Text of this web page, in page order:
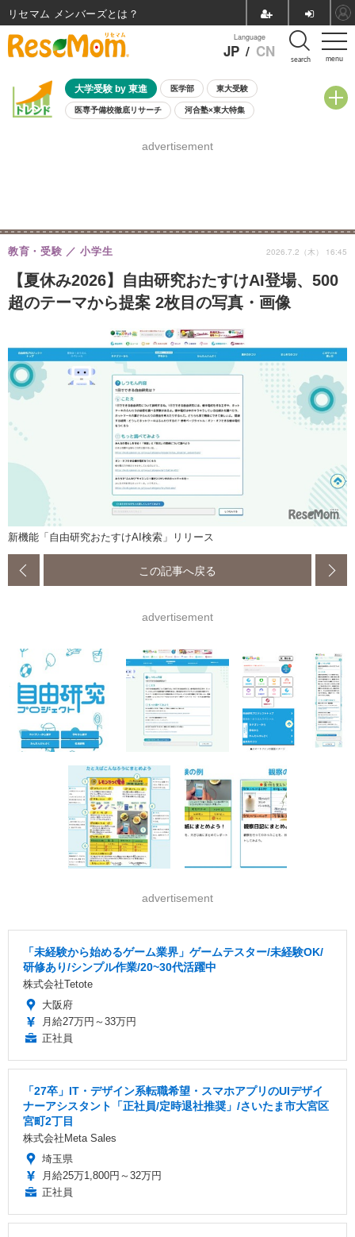
menu
Language
JP / CN search
大学受験 by 東進 医学部 東大受験
医専予備校徹底リサーチ 河合塾×東大特集
8月開催学校説明会・相談会
advertisement
【夏休み2026】自由研究おたすけAI登場、500
超のテーマから提案 2枚目の写真・画像
教育・受験 小学生 2026.7.2（木） 16:45
新機能「自由研究おたすけAI検索」リリース
この記事へ戻る
advertisement
advertisement
「未経験から始めるゲーム業界」ゲームテスター/未経験OK/
研修あり/シンプル作業/20~30代活躍中
株式会社Tetote
大阪府
月給27万円～33万円
正社員
「27卒」IT・デザイン系転職希望・スマホアプリのUIデザイ
ナーアシスタント「正社員/定時退社推奨」/さいたま市大宮区
宮町2丁目
株式会社Meta Sales
埼玉県
月給25万1,800円～32万円
正社員
リセマム メンバーズ